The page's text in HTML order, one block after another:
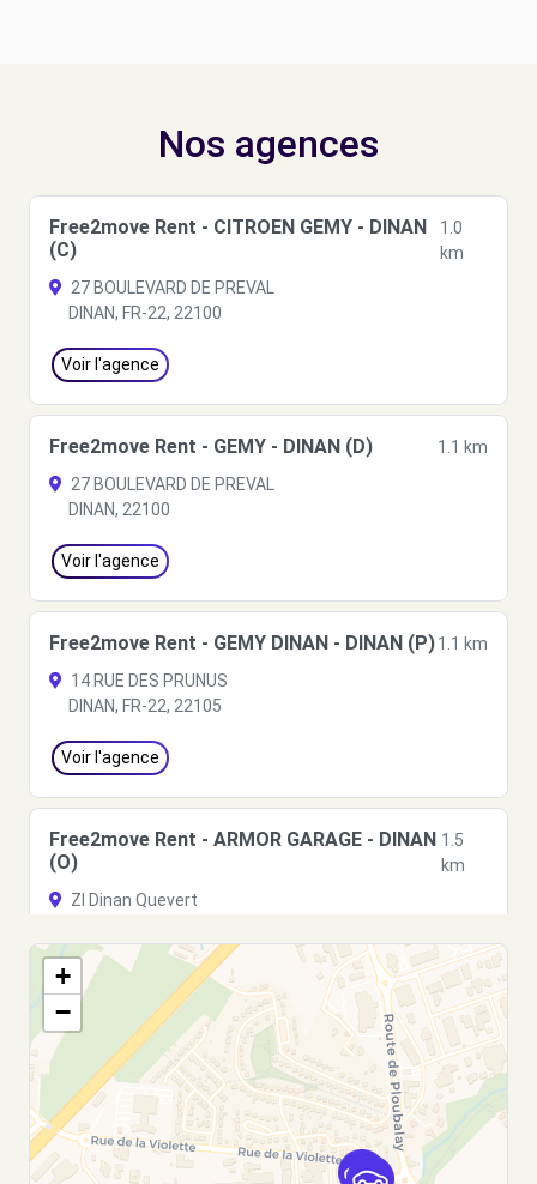
Nos agences
Free2move Rent - CITROEN GEMY - DINAN
(C)
1.0
km
27 BOULEVARD DE PREVAL
DINAN, FR-22, 22100
Voir l'agence
Free2move Rent - GEMY - DINAN (D)
1.1 km
27 BOULEVARD DE PREVAL
DINAN, 22100
Voir l'agence
Free2move Rent - GEMY DINAN - DINAN (P)1.1 km
14 RUE DES PRUNUS
DINAN, FR-22, 22105
Voir l'agence
Free2move Rent - ARMOR GARAGE - DINAN
(O)
1.5
km
ZI Dinan Quevert
Voir l'agence
+
−